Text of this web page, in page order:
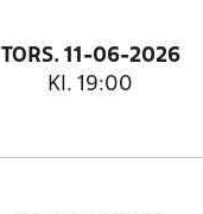
TORS. 11-06-2026
Kl. 19:00